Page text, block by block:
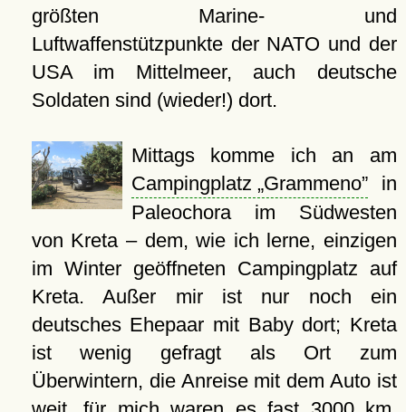
größten Marine- und
Luftwaffenstützpunkte der NATO und der
USA im Mittelmeer, auch deutsche
Soldaten sind (wieder!) dort.
Mittags komme ich an am
Campingplatz Grammeno in
Paleochora im Südwesten
von Kreta – dem, wie ich lerne, einzigen
im Winter geöffneten Campingplatz auf
Kreta. Außer mir ist nur noch ein
deutsches Ehepaar mit Baby dort; Kreta
ist wenig gefragt als Ort zum
Überwintern, die Anreise mit dem Auto ist